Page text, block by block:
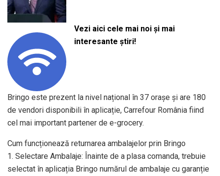
Vezi aici cele mai noi și mai
interesante știri!
Bringo este prezent la nivel național în 37 orașe și are 180
de vendori disponibili în aplicație, Carrefour România fiind
cel mai important partener de e-grocery.
Cum funcționează returnarea ambalajelor prin Bringo
1. Selectare Ambalaje: Înainte de a plasa comanda, trebuie
selectat în aplicația Bringo numărul de ambalaje cu garanție